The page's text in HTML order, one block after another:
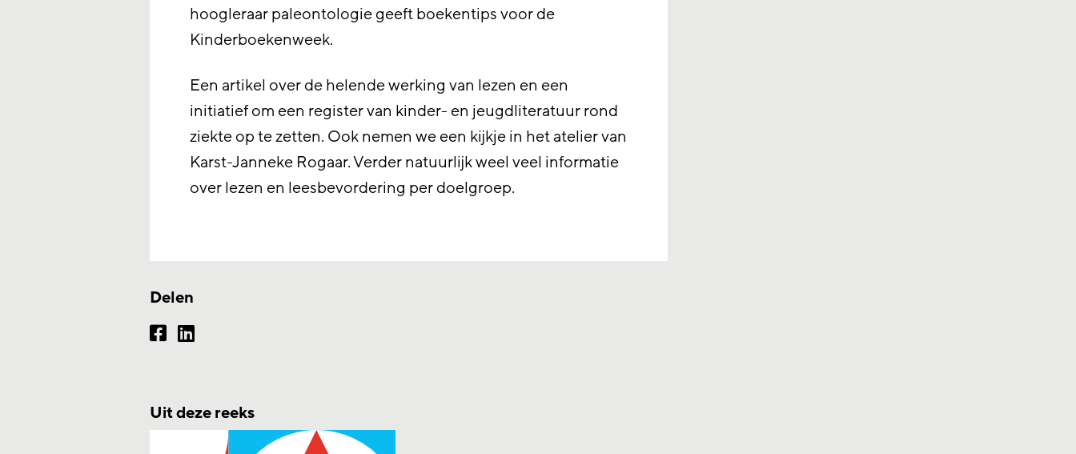
hoogleraar paleontologie geeft boekentips voor de
Kinderboekenweek.
Een artikel over de helende werking van lezen en een
initiatief om een register van kinder- en jeugdliteratuur rond
ziekte op te zetten. Ook nemen we een kijkje in het atelier van
Karst-Janneke Rogaar. Verder natuurlijk weel veel informatie
over lezen en leesbevordering per doelgroep.
Delen
Uit deze reeks